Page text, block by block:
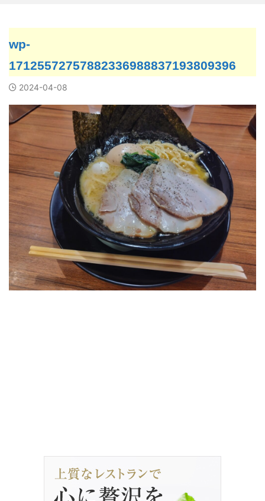
wp-
17125572757882336988837193809396
2024-04-08